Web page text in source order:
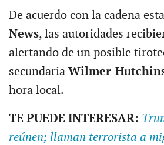
De acuerdo con la cadena
News, las autoridades
alertando de un posible
secundaria Wilmer-
hora local.
TE PUEDE INTERESAR:
reúnen; llaman terrorista a